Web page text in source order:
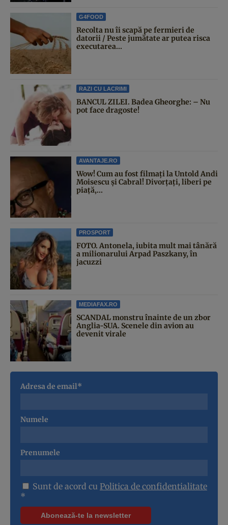
G4FOOD
Recolta nu îi scapă pe fermieri de
datorii / Peste jumătate ar putea risca
executarea...
RAZI CU LACRIMI
BANCUL ZILEI. Badea Gheorghe: – Nu
pot face dragoste!
AVANTAJE.RO
Wow! Cum au fost filmați la Untold Andi
Moisescu și Cabral! Divorțați, liberi pe
piață,...
PROSPORT
FOTO. Antonela, iubita mult mai tânără
a milionarului Arpad Paszkany, în
jacuzzi
MEDIAFAX.RO
SCANDAL monstru înainte de un zbor
Anglia-SUA. Scenele din avion au
devenit virale
Adresa de email*
Numele
Prenumele
Sunt de acord cu Politica de confidentialitate
*